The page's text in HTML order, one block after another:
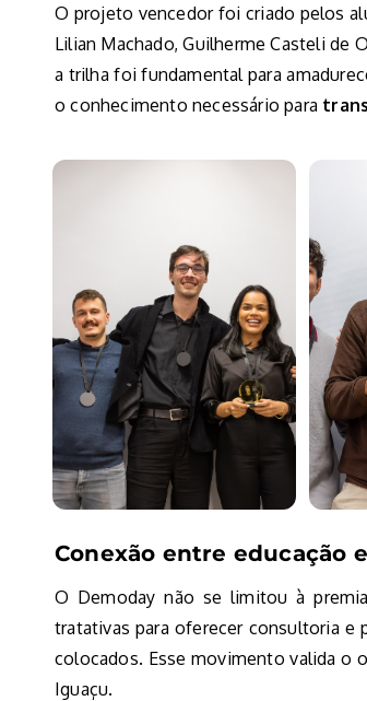
O projeto vencedor foi criado pelos
Lilian Machado, Guilherme Casteli de
a trilha foi fundamental para
o conhecimento necessário para
Conexão entre educação
O Demoday não se limitou à
tratativas para oferecer consultoria e
colocados. Esse movimento valida o
Iguaçu.